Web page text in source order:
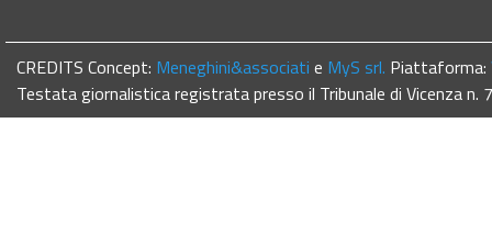
CREDITS Concept: Meneghini&associati e MyS srl. Piattaforma:
Testata giornalistica registrata presso il Tribunale di Vicenza n.